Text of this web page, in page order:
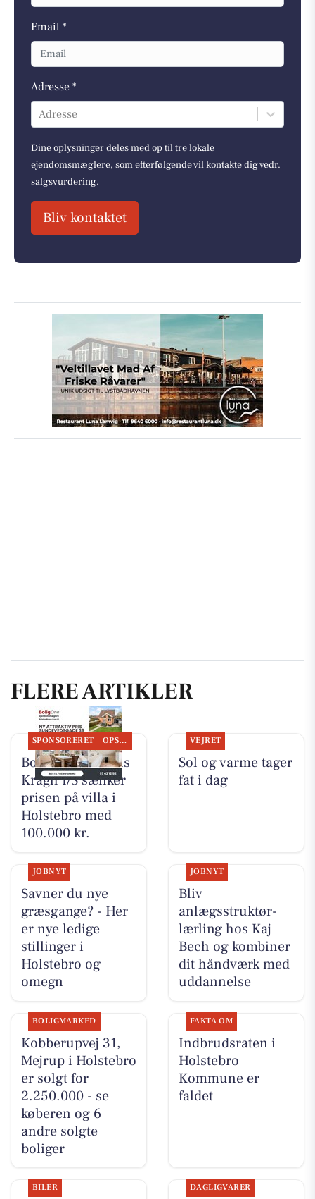
Email *
Adresse *
Adresse
Dine oplysninger deles med op til tre lokale
ejendomsmæglere, som efterfølgende vil kontakte dig vedr.
salgsvurdering.
Bliv kontaktet
FLERE ARTIKLER
SPONSORERET OPSLAGSTAVLEN
BoligOne Mogens
Kragh I/S sænker
prisen på villa i
Holstebro med
100.000 kr.
VEJRET
Sol og varme tager
fat i dag
JOBNYT
Savner du nye
græsgange? - Her
er nye ledige
stillinger i
Holstebro og
omegn
JOBNYT
Bliv
anlægsstruktør-
lærling hos Kaj
Bech og kombiner
dit håndværk med
uddannelse
BOLIGMARKED
Kobberupvej 31,
Mejrup i Holstebro
er solgt for
2.250.000 - se
køberen og 6
andre solgte
boliger
FAKTA OM
Indbrudsraten i
Holstebro
Kommune er
faldet
BILER DAGLIGVARER